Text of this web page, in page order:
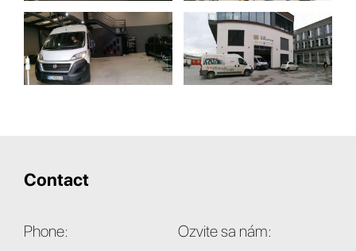
Contact
Phone: Ozvite sa nám: